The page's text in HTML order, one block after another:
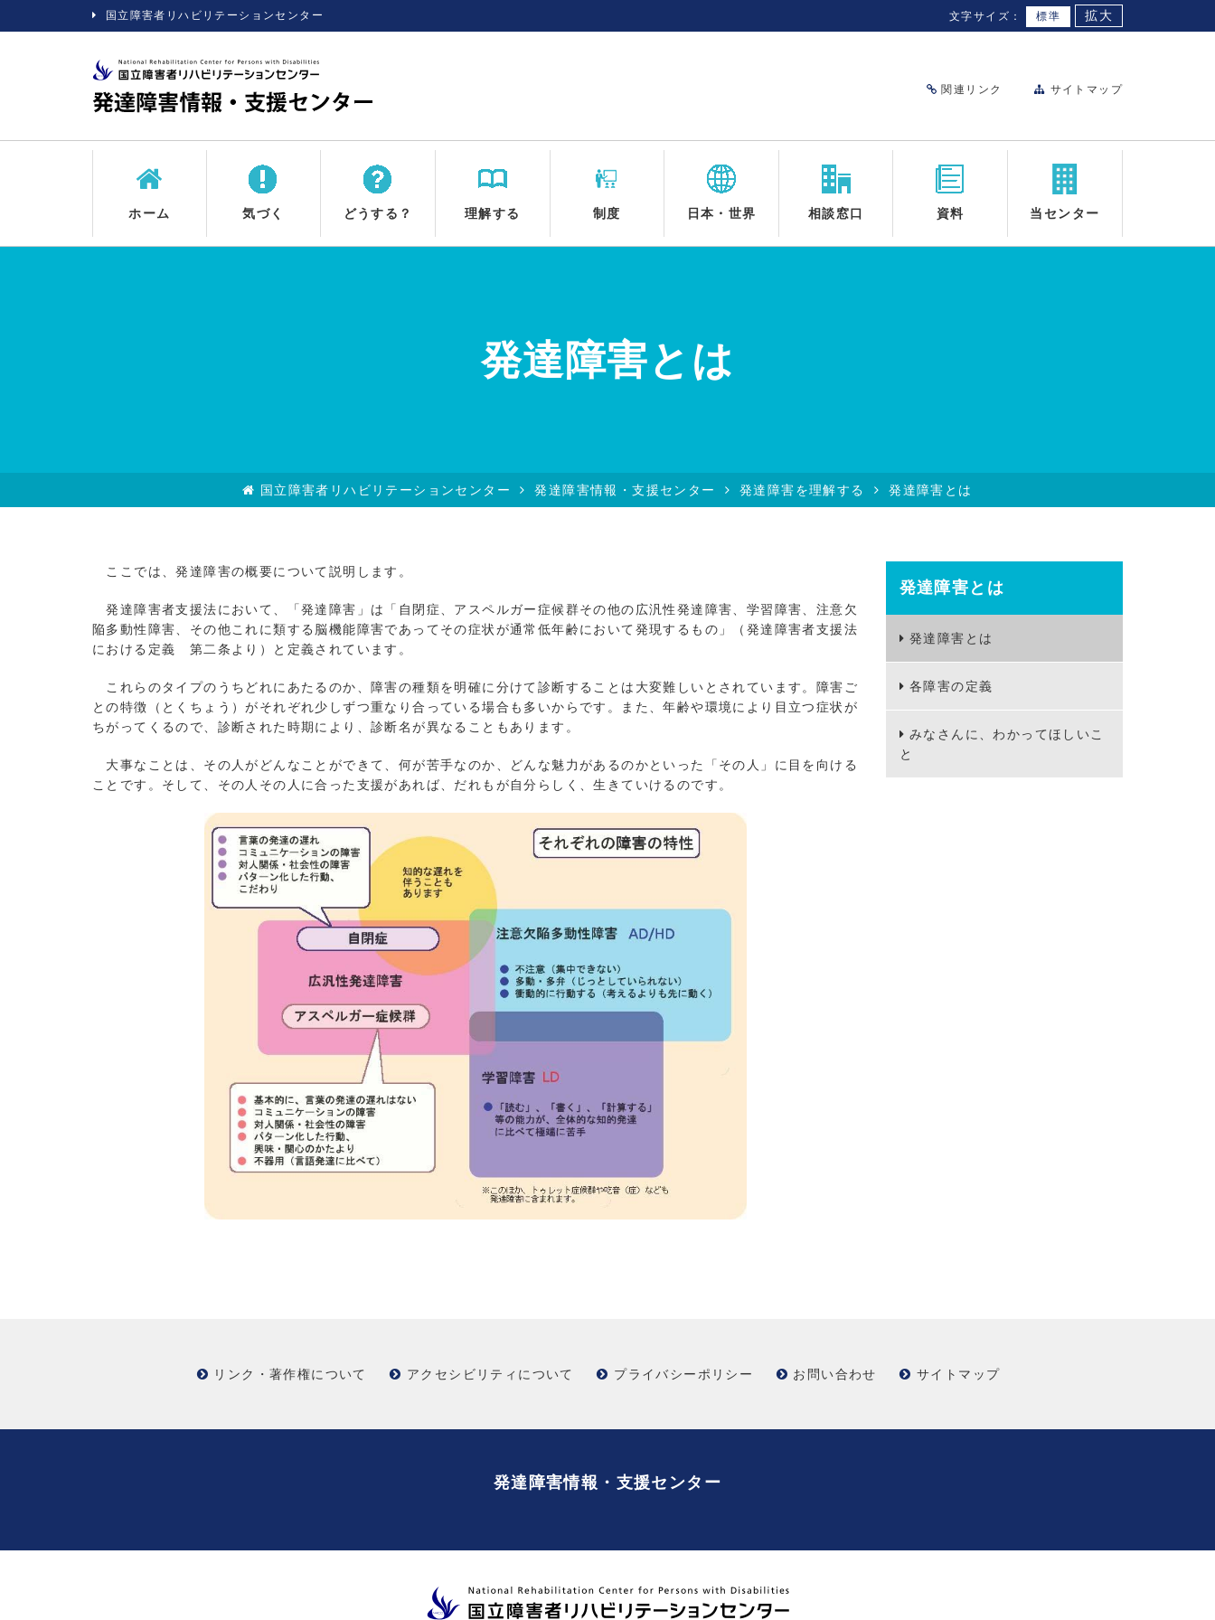
国立障害者リハビリテーションセンター 文字サイズ： 標準 拡大
関連リンク サイトマップ
ホーム 気づく どうする？ 理解する 制度 日本・世界 相談窓口 資料 当センター
発達障害とは
国立障害者リハビリテーションセンター 発達障害情報・支援センター 発達障害を理解する 発達障害とは
ここでは、発達障害の概要について説明します。
発達障害者支援法において、「発達障害」は「自閉症、アスペルガー症候群その他の広汎性発達障害、学習障害、注意欠
陥多動性障害、その他これに類する脳機能障害であってその症状が通常低年齢において発現するもの」（発達障害者支援法
における定義 第二条より）と定義されています。
これらのタイプのうちどれにあたるのか、障害の種類を明確に分けて診断することは大変難しいとされています。障害ご
との特徴（とくちょう）がそれぞれ少しずつ重なり合っている場合も多いからです。また、年齢や環境により目立つ症状が
ちがってくるので、診断された時期により、診断名が異なることもあります。
大事なことは、その人がどんなことができて、何が苦手なのか、どんな魅力があるのかといった「その人」に目を向ける
ことです。そして、その人その人に合った支援があれば、だれもが自分らしく、生きていけるのです。
発達障害とは
発達障害とは
各障害の定義
みなさんに、わかってほしいこ
と
リンク・著作権について アクセシビリティについて プライバシーポリシー お問い合わせ サイトマップ
発達障害情報・支援センター